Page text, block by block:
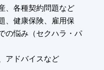
、各種契約問題など
、健康保険、雇用保
の悩み（セクハラ・パ
アドバイスなど